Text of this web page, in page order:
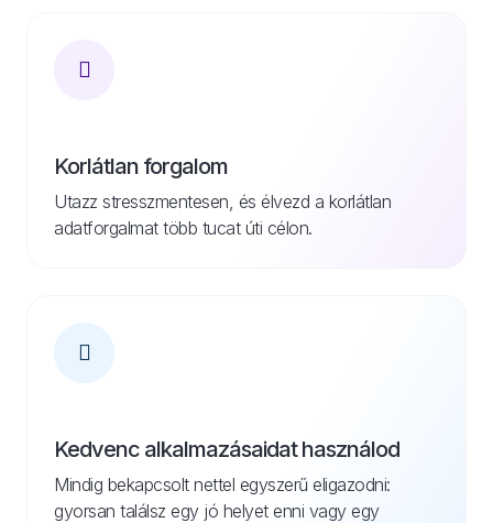
Korlátlan forgalom
Utazz stresszmentesen, és élvezd a korlátlan
adatforgalmat több tucat úti célon.
Kedvenc alkalmazásaidat használod
Mindig bekapcsolt nettel egyszerű eligazodni:
gyorsan találsz egy jó helyet enni vagy egy